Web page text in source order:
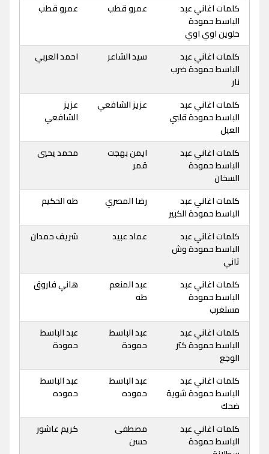
كلمات اغاني عبد
الباسط حمودة
حلوين اوي اوي
عمرو قطب عمرو قطب
كلمات اغاني عبد
الباسط حمودة ضرب
نار
سيد الشاعر احمد العربي
كلمات اغاني عبد
الباسط حمودة قلبي
العيل
عزيز الشافعي
عزيز
الشافعي
كلمات اغاني عبد
الباسط حمودة
السخان
ايمن بهجت
قمر
محمد يحيي
كلمات اغاني عبد
الباسط حمودة الكبير
رضا المصري طه الحكيم
كلمات اغاني عبد
الباسط حمودة وش
تاني
عماد عبيد شريف حمدان
كلمات اغاني عبد
الباسط حمودة
مستغرب
عبد المنعم
طه
هاني فاروق
كلمات اغاني عبد
الباسط حمودة كتر
الوجع
عبد الباسط
حمودة
عبد الباسط
حمودة
كلمات اغاني عبد
الباسط حمودة شوية
ضحك
عبد الباسط
حموده
عبد الباسط
حموده
كلمات اغاني عبد
الباسط حمودة
مصطفى
حسن
كريم عاشور